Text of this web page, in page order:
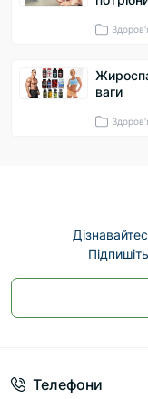
ваги
Телефони